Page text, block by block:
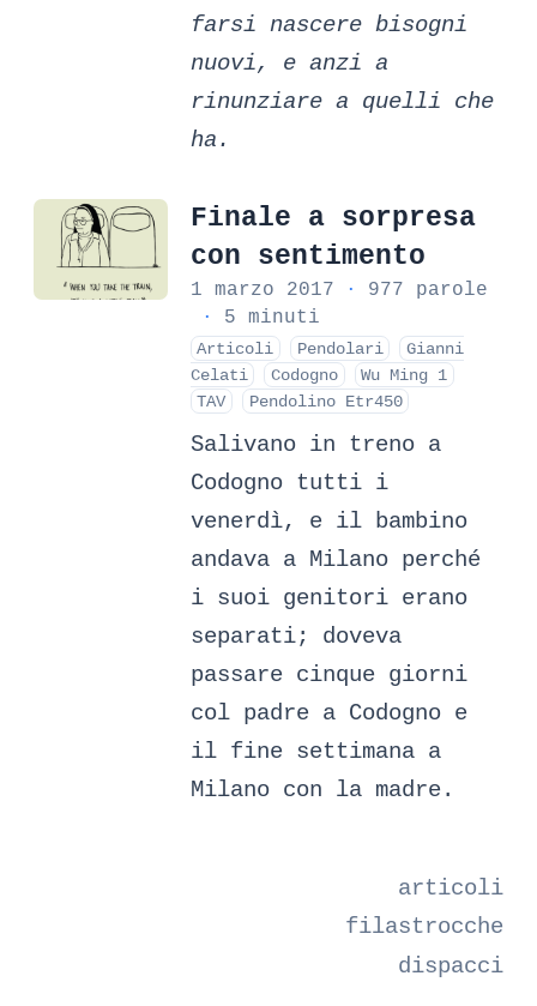
farsi nascere bisogni
nuovi, e anzi a
rinunziare a quelli che
ha.
Finale a sorpresa
con sentimento
1 marzo 2017 ·
977 parole
·
5 minuti
Articoli Pendolari
Gianni
Celati
Codogno
Wu Ming 1
TAV
Pendolino Etr450
Salivano in treno a
Codogno tutti i
venerdì, e il bambino
andava a Milano perché
i suoi genitori erano
separati; doveva
passare cinque giorni
col padre a Codogno e
il fine settimana a
Milano con la madre.
articoli
filastrocche
dispacci